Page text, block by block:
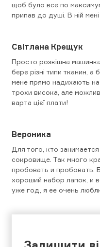
щоб було все по
припав до душі. В ній
Світлана Крещук
Просто розкішна
бере різні типи тканин,
мене прямо надихають на
трохи висока, але
варта цієї плати!
Вероника
Для того, кто
сокровище. Так много
пробовать и пробовать.
хороший набор лапок, и
уже год, я ее очень